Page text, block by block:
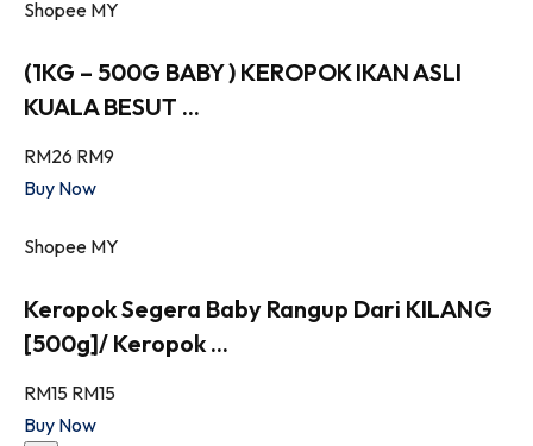
Shopee MY
(1KG – 500G BABY ) KEROPOK IKAN ASLI
KUALA BESUT ...
RM26 RM9
Buy Now
Shopee MY
Keropok Segera Baby Rangup Dari KILANG
[500g]/ Keropok ...
RM15 RM15
Buy Now